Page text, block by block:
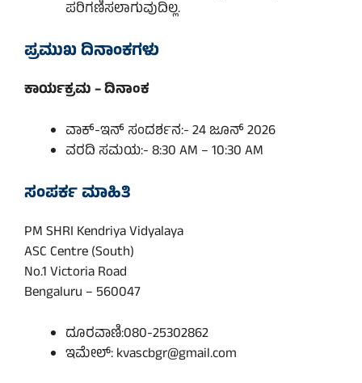
ಪರಿಗಣಿಸಲಾಗುವುದಿಲ್ಲ.
ಪ್ರಮುಖ ದಿನಾಂಕಗಳು
ಕಾರ್ಯಕ್ರಮ – ದಿನಾಂಕ
ವಾಕ್-ಇನ್ ಸಂದರ್ಶನ:- 24 ಜೂನ್ 2026
ವರದಿ ಸಮಯ:- 8:30 AM – 10:30 AM
ಸಂಪರ್ಕ ಮಾಹಿತಿ
PM SHRI Kendriya Vidyalaya
ASC Centre (South)
No.1 Victoria Road
Bengaluru – 560047
ದೂರವಾಣಿ:080-25302862
ಇಮೇಲ್: kvascbgr@gmail.com